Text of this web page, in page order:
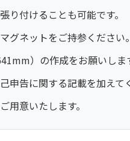
り付けることも可能です。
グネットをご持参ください。
）の作成をお願いしま
申告に関する記載を加え
用意いたします。